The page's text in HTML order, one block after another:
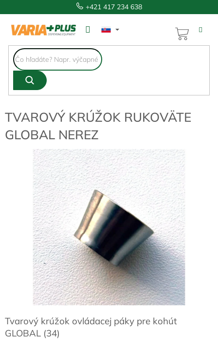
na
obsah
+421 417 234 638
KOŠÍK
TVAROVÝ KRÚŽOK RUKOVÄTE
GLOBAL NEREZ
Tvarový krúžok ovládacej páky pre kohút
GLOBAL (34)